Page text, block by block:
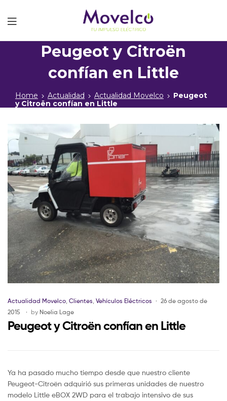
Movelco
Peugeot y Citroën
confían en Little
Home Actualidad Actualidad Movelco
Peugeot
y Citroën confían en Little
Actualidad Movelco Clientes Vehículos Eléctricos
26 de agosto de
2015
by Noelia Lage
Peugeot y Citroën confían en Little
Ya ha pasado mucho tiempo desde que nuestro cliente
Peugeot-Citroën adquirió sus primeras unidades de nuestro
modelo Little eBOX 2WD para el trabajo intensivo de sus